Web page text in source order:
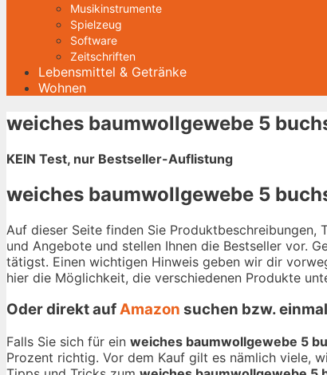
Musikinstrumente
Spielzeug
Software
Zeitschriften
Lebensmittel & Getränke
Wohnen
weiches baumwollgewebe 5
KEIN Test, nur Bestseller-Auflistung
weiches baumwollgewebe 5
Auf dieser Seite finden Sie Produktbeschreibungen,
und Angebote und stellen Ihnen die Bestseller vor.
tätigst. Einen wichtigen Hinweis geben wir dir
hier die Möglichkeit, die verschiedenen Produkte
Oder direkt aufAmazon suchen bzw.
Falls Sie sich für ein weiches baumwollgewebe 5
Prozent richtig. Vor dem Kauf gilt es nämlich viele,